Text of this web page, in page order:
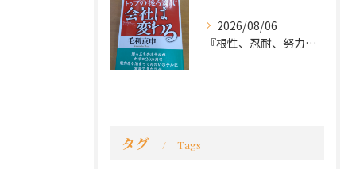
2026/08/06
『根性、忍耐、努力という言葉は死語なのか』
タグ Tags